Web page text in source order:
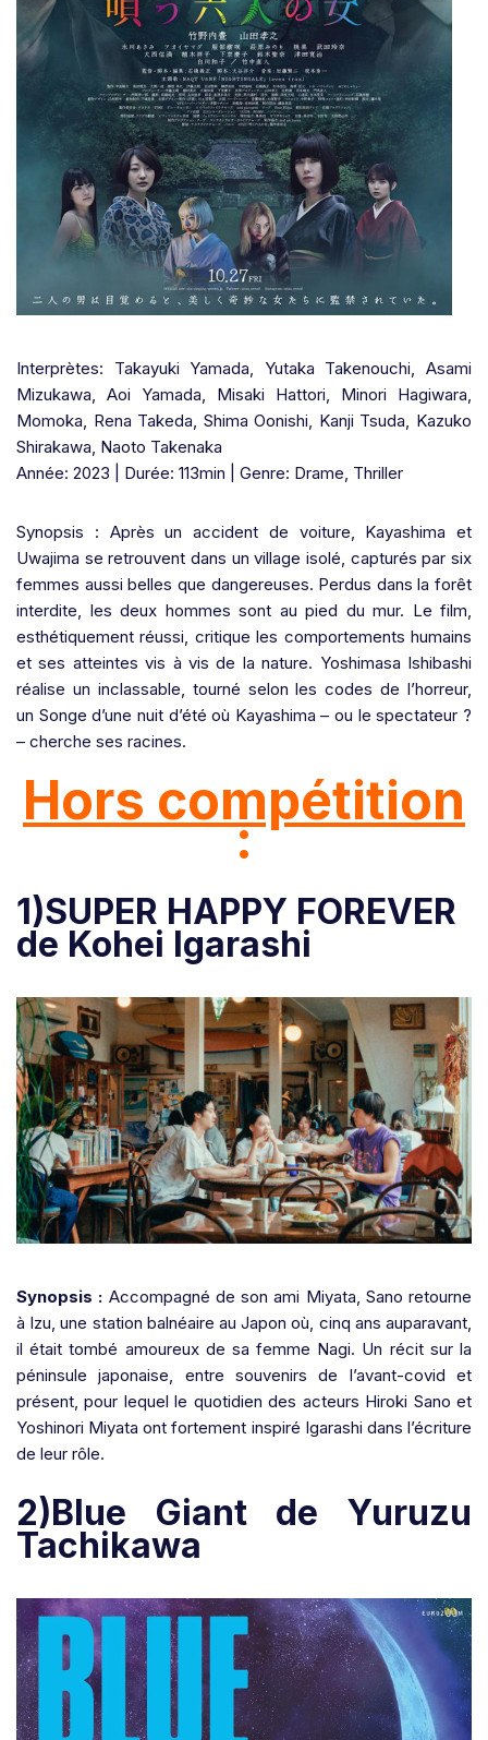
Interprètes: Takayuki Yamada, Yutaka Takenouchi, Asami
Mizukawa, Aoi Yamada, Misaki Hattori, Minori Hagiwara,
Momoka, Rena Takeda, Shima Oonishi, Kanji Tsuda, Kazuko
Shirakawa, Naoto Takenaka
Année: 2023 | Durée: 113min | Genre: Drame, Thriller
Synopsis : Après un accident de voiture, Kayashima et
Uwajima se retrouvent dans un village isolé, capturés par six
femmes aussi belles que dangereuses. Perdus dans la forêt
interdite, les deux hommes sont au pied du mur. Le film,
esthétiquement réussi, critique les comportements humains
et ses atteintes vis à vis de la nature. Yoshimasa Ishibashi
réalise un inclassable, tourné selon les codes de l’horreur,
un Songe d’une nuit d’été où Kayashima – ou le spectateur ?
– cherche ses racines.
Hors compétition
:
1)SUPER HAPPY FOREVER
de Kohei Igarashi
Synopsis : Accompagné de son ami Miyata, Sano retourne
à Izu, une station balnéaire au Japon où, cinq ans auparavant,
il était tombé amoureux de sa femme Nagi. Un récit sur la
péninsule japonaise, entre souvenirs de l’avant-covid et
présent, pour lequel le quotidien des acteurs Hiroki Sano et
Yoshinori Miyata ont fortement inspiré Igarashi dans l’écriture
de leur rôle.
2)Blue Giant de Yuruzu
Tachikawa